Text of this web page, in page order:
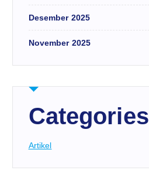
Desember 2025
November 2025
Categories
Artikel